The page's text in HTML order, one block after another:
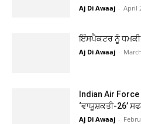
Aj Di Awaaj - April
ਇੰਸਪੈਕਟਰ ਨੂੰ ਧਮਕੀ
Aj Di Awaaj -
Indian Air
‘ਵਾਯੂਸ਼ਕਤੀ-26’
Aj Di Awaaj -